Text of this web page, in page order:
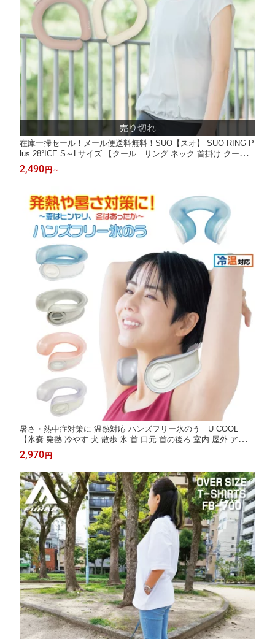
在庫一掃セール！メール便送料無料！SUO【スオ】 SUO RING P
lus 28°ICE S～Lサイズ 【クール リング ネック 首掛け クール
バンド クールネック 太幅 解熱 熱中症予防 室内 散歩 ジョギング
アウトドア 首もと冷却 冷感 暑さ対策】
2,490 円 ～
暑さ・熱中症対策に 温熱対応 ハンズフリー氷のう U COOL
【氷嚢 発熱 冷やす 犬 散歩 氷 首 口元 首の後ろ 室内 屋外 アイシ
ング 防災 おしゃれ クール 夏 冬 ひんやり アイス 巻く 夏 真夏 節
電 アウトドア BBQ スポーツ観戦 キャンプ ゴルフ 野球 サッカー
敬老の日】
2,970 円